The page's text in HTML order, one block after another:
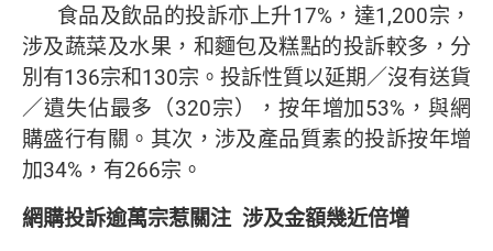
食品及飲品的投訴亦上升17%，達1,200宗，
涉及蔬菜及水果，和麵包及糕點的投訴較多，分
別有136宗和130宗。投訴性質以延期／沒有送貨
／遺失佔最多（320宗），按年增加53%，與網
購盛行有關。其次，涉及產品質素的投訴按年增
加34%，有266宗。
網購投訴逾萬宗惹關注 涉及金額幾近倍增